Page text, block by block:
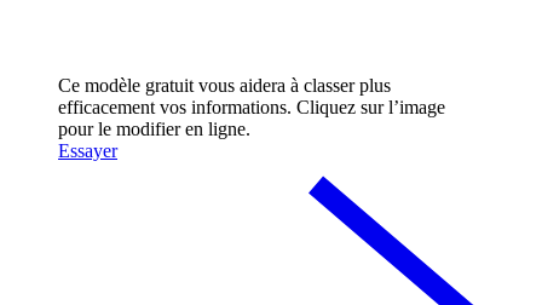
Ce modèle gratuit vous aidera à classer plus
efficacement vos informations. Cliquez sur l’image
pour le modifier en ligne.
Essayer